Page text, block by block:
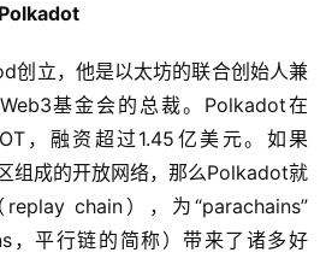
创立，他是以太坊的联合创始人兼
基金会的总裁。Polkadot在
，融资超过1.45亿美元。如果
组成的开放网络，那么Polkadot就
chain），为“parachains”
，平行链的简称）带来了诸多好